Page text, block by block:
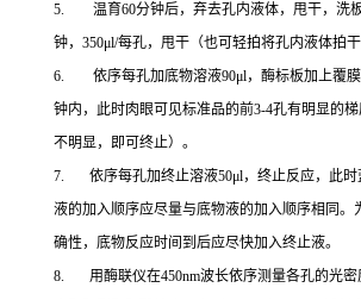
5. 温育60分钟后，弃去孔内液体，甩干，洗
钟，350μl/每孔，甩干（也可轻拍将孔内液体拍干
6. 依序每孔加底物溶液90μl，酶标板加上覆
钟内，此时肉眼可见标准品的前3-4孔有明显的
不明显，即可终止）。
7. 依序每孔加终止溶液50μl，终止反应，此时
液的加入顺序应尽量与底物液的加入顺序相同。
确性，底物反应时间到后应尽快加入终止液。
8. 用酶联仪在450nm波长依序测量各孔的光密